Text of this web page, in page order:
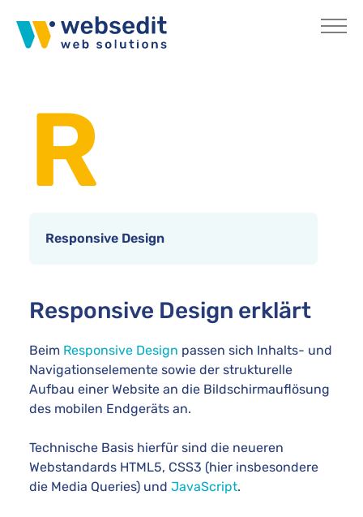
Home Internetlexikon
R
Responsive Design
Responsive Design erklärt
Beim Responsive Design passen sich Inhalts- und
Navigationselemente sowie der strukturelle
Aufbau einer Website an die Bildschirmauflösung
des mobilen Endgeräts an.
Technische Basis hierfür sind die neueren
Webstandards HTML5, CSS3 (hier insbesondere
die Media Queries) und JavaScript.